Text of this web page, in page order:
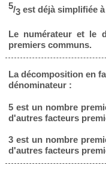
5/3est déjà simplifiée
Le numérateur et le
premiers communs.
La décomposition en
dénominateur :
5 est un nombre
d'autres facteurs
3 est un nombre
d'autres facteurs